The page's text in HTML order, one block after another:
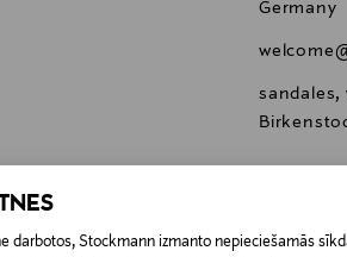
darbotos, Stockmann izmanto nepieciešamās
Germany
sandales,